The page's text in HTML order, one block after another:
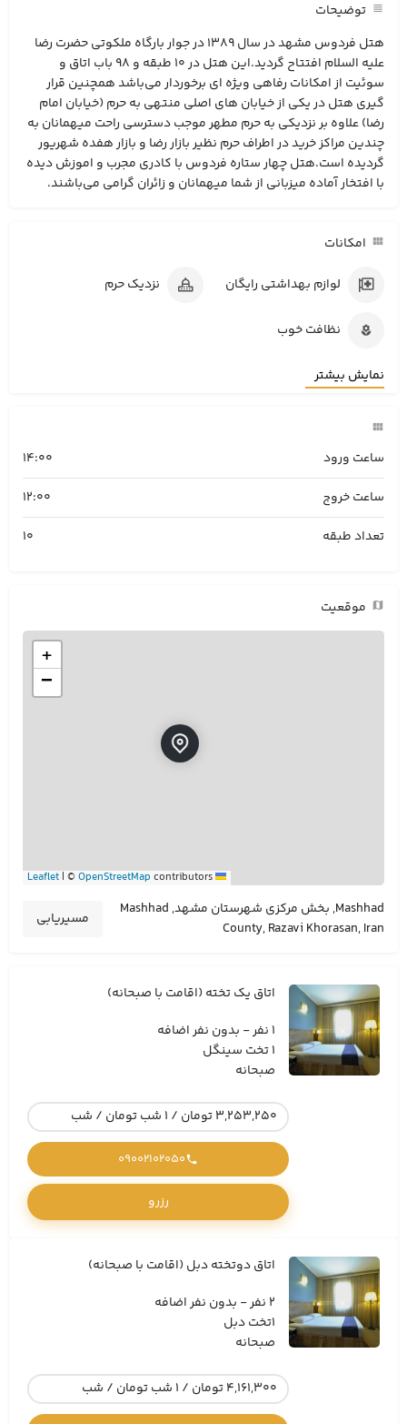
توضیحات
هتل فردوس مشهد در سال 1389 در جوار بارگاه ملکوتی حضرت رضا
علیه السلام افتتاح گردید.این هتل در 10 طبقه و 98 باب اتاق و
سوئیت از امکانات رفاهی ویژه ای برخوردار می‌باشد همچنین قرار
گیری هتل در یکی از خیابان های اصلی منتهی به حرم (خیابان امام
رضا) علاوه بر نزدیکی به حرم مطهر موجب دسترسی راحت میهمانان به
چندین مراکز خرید در اطراف حرم نظیر بازار رضا و بازار هفده شهریور
گردیده است.هتل چهار ستاره فردوس با کادری مجرب و اموزش دیده
با افتخار آماده میزبانی از شما میهمانان و زائران گرامی می‌باشند.
امکانات
لوازم بهداشتی رایگان نزدیک حرم
نظافت خوب
نمایش بیشتر
ساعت ورود
14:00
ساعت خروج
12:00
تعداد طبقه
10
موقعیت
+
−
| © OpenStreetMap contributors
Mashhad, بخش مرکزی شهرستان مشهد, Mashhad
County, Razavi Khorasan, Iran
مسیریابی
اتاق یک تخته (اقامت با صبحانه)
1 نفر - بدون نفر اضافه
1 تخت سینگل
صبحانه
3,253,250 تومان / 1 شب تومان / شب
09002102050
رزرو
اتاق دوتخته دبل (اقامت با صبحانه)
2 نفر - بدون نفر اضافه
1تخت دبل
صبحانه
4,161,300 تومان / 1 شب تومان / شب